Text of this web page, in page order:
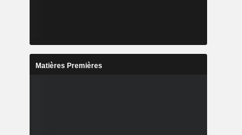
Matières Premières